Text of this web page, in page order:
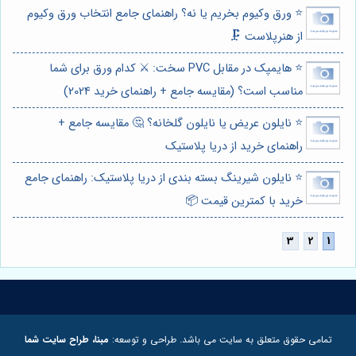
⭐️ ورق وکیوم بخریم یا نه؟ راهنمای جامع انتخاب ورق وکیوم
از هنرپلاست 🗜️
⭐️ هایمپک در مقابل PVC سخت: ⚔️ کدام ورق برای شما
مناسب است؟ (مقایسه جامع + راهنمای خرید 2024)
⭐️ نایلون عریض یا نایلون گلخانه؟ 🤔 مقایسه جامع +
راهنمای خرید از دریا پلاستیک
⭐️ نایلون شیرینگ بسته بندی از دریا پلاستیک: راهنمای جامع
خرید با کمترین قیمت 📦
تمامی حقوق متعلق به سایت می باشد. طراحی و توسعه: مبنا، طراح سایت شما